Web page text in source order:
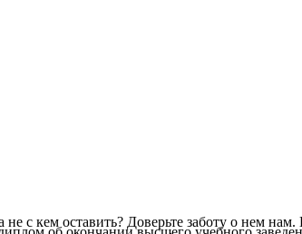
не с кем оставить? Доверьте заботу о нем